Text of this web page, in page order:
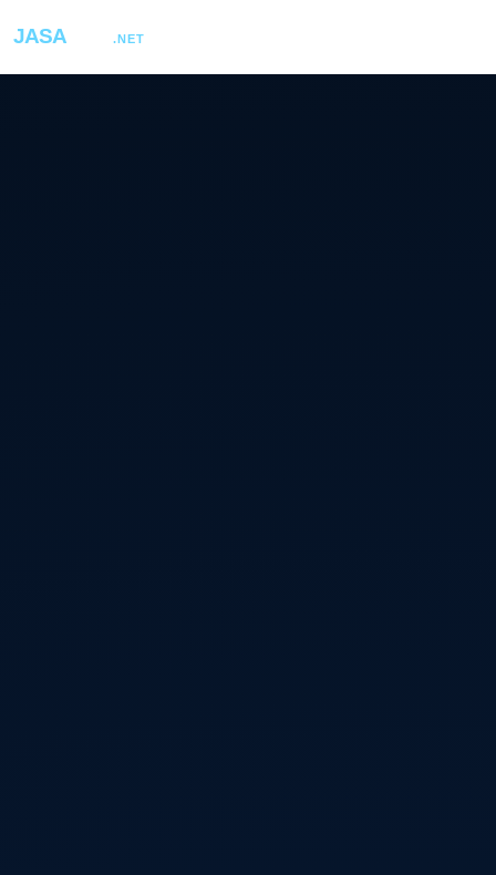
JASA .NET